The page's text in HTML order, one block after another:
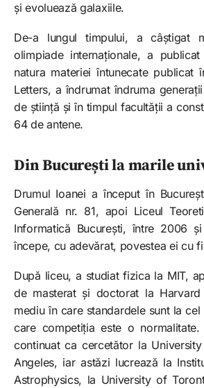
și evoluează galaxiile.
De-a lungul timpului, a câștigat
olimpiade internaționale, a
natura materiei întunecate publicat
Letters, a îndrumat îndruma
de știință și în timpul facultății a
64 de antene.​​
Din București la marile
Drumul Ioanei a început în
Generală nr. 81, apoi Liceul
Informatică București, între 2006
începe, cu adevărat, povestea ei cu
După liceu, a studiat fizica la MIT,
de masterat și doctorat la Harvard
mediu în care standardele sunt la
care competiția este o
continuat ca cercetător la
Angeles, iar astăzi lucrează la
Astrophysics, la University of